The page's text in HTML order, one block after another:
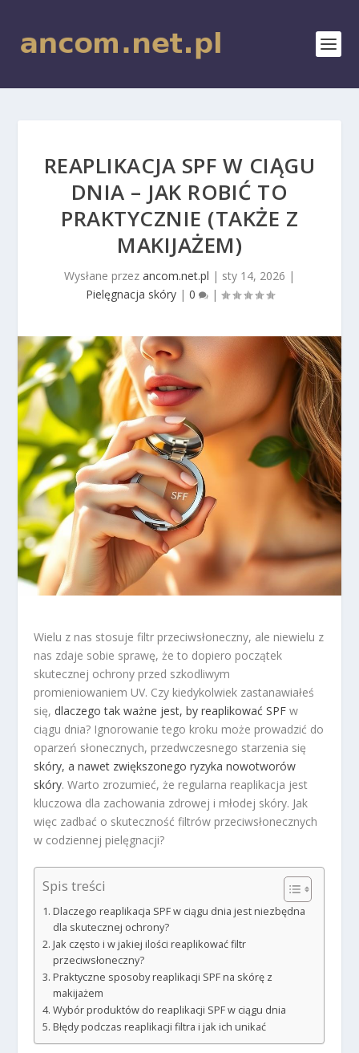
REAPLIKACJA SPF W CIĄGU
DNIA – JAK ROBIĆ TO
PRAKTYCZNIE (TAKŻE Z
MAKIJAŻEM)
Wysłane przez ancom.net.pl | sty 14, 2026 |
Pielęgnacja skóry| 0 |
Wielu z nas stosuje filtr przeciwsłoneczny, ale niewielu z
nas zdaje sobie sprawę, że to dopiero początek
skutecznej ochrony przed szkodliwym
promieniowaniem UV. Czy kiedykolwiek zastanawiałeś
się, dlaczego tak ważne jest, by reaplikować SPF w
ciągu dnia? Ignorowanie tego kroku może prowadzić do
oparzeń słonecznych, przedwczesnego starzenia się
skóry, a nawet zwiększonego ryzyka nowotworów
skóry. Warto zrozumieć, że regularna reaplikacja jest
kluczowa dla zachowania zdrowej i młodej skóry. Jak
więc zadbać o skuteczność filtrów przeciwsłonecznych
w codziennej pielęgnacji?
Spis treści
Dlaczego reaplikacja SPF w ciągu dnia jest niezbędna
dla skutecznej ochrony?
Jak często i w jakiej ilości reaplikować filtr
przeciwsłoneczny?
Praktyczne sposoby reaplikacji SPF na skórę z
makijażem
Wybór produktów do reaplikacji SPF w ciągu dnia
Błędy podczas reaplikacji filtra i jak ich unikać